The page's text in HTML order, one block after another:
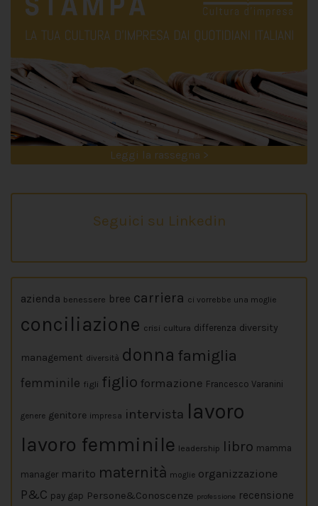
Leggi la rassegna >
Seguici su Linkedin
azienda benessere bree carriera ci vorrebbe una moglie
conciliazione crisi cultura differenza diversity
management diversità donna famiglia
femminile figli figlio formazione Francesco Varanini
genere genitore impresa intervista lavoro
lavoro femminile leadership libro mamma
manager marito maternità moglie organizzazione
P&C pay gap Persone&Conoscenze professione recensione